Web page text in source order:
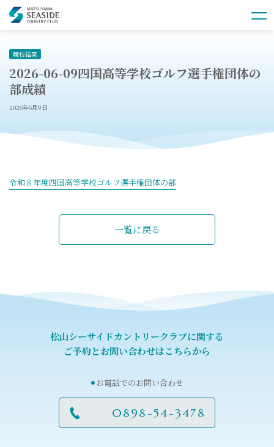
競技結果
2026-06-09四国高等学校ゴルフ選手権団体の
部成績
2026年6月9日
令和８年度四国高等学校ゴルフ選手権団体の部
一覧に戻る
松山シーサイドカントリークラブに関する
ご予約とお問い合わせはこちらから
お電話でのお問い合わせ
0898-54-3478